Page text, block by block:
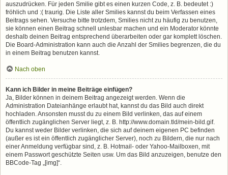
auszudrücken. Für jeden Smilie gibt es einen kurzen Code, z. B. bedeutet :)
fröhlich und :( traurig. Die Liste aller Smilies kannst du beim Verfassen eines
Beitrags sehen. Versuche bitte trotzdem, Smilies nicht zu häufig zu benutzen,
sie können einen Beitrag schnell unlesbar machen und ein Moderator könnte
deshalb deinen Beitrag entsprechend überarbeiten oder gar komplett löschen.
Die Board-Administration kann auch die Anzahl der Smilies begrenzen, die du
in einem Beitrag benutzen kannst.
Nach oben
Kann ich Bilder in meine Beiträge einfügen?
Ja, Bilder können in deinem Beitrag angezeigt werden. Wenn die
Administration Dateianhänge erlaubt hat, kannst du das Bild auch direkt
hochladen. Ansonsten musst du zu einem Bild verlinken, das auf einem
öffentlich zugänglichen Server liegt, z. B. http://www.domain.tld/mein-bild.gif.
Du kannst weder Bilder verlinken, die sich auf deinem eigenen PC befinden
(außer es ist ein öffentlich zugänglicher Server), noch zu Bildern, die nur nach
einer Anmeldung verfügbar sind, z. B. Hotmail- oder Yahoo-Mailboxen, mit
einem Passwort geschützte Seiten usw. Um das Bild anzuzeigen, benutze den
BBCode-Tag „[img]“.